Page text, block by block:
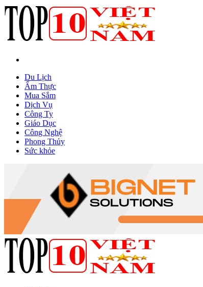
Du Lịch
Ẩm Thực
Mua Sắm
Dịch Vụ
Công Ty
Giáo Dục
Công Nghệ
Phong Thủy
Sức khỏe